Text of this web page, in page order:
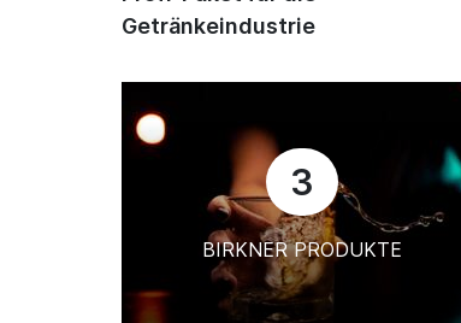
Getränkeindustrie
3
BIRKNER PRODUKTE